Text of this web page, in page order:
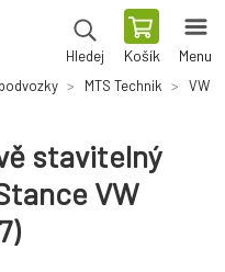
Hledej Košík Menu
MTS Technik
VW
stavitelný
VW